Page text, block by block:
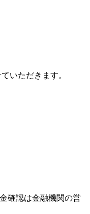
いただきます。
確認は金融機関の営